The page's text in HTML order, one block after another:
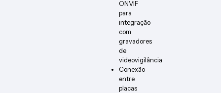
ONVIF
para
integração
com
gravadores
de
videovigilância
Conexão
entre
placas